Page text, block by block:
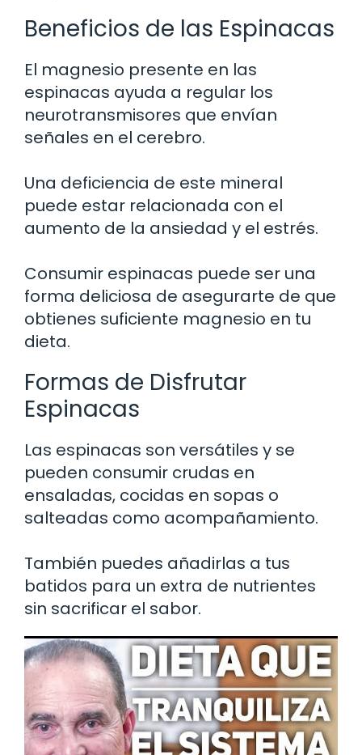
Beneficios de las Espinacas
El magnesio presente en las
espinacas ayuda a regular los
neurotransmisores que envían
señales en el cerebro.
Una deficiencia de este mineral
puede estar relacionada con el
aumento de la ansiedad y el estrés.
Consumir espinacas puede ser una
forma deliciosa de asegurarte de que
obtienes suficiente magnesio en tu
dieta.
Formas de Disfrutar
Espinacas
Las espinacas son versátiles y se
pueden consumir crudas en
ensaladas, cocidas en sopas o
salteadas como acompañamiento.
También puedes añadirlas a tus
batidos para un extra de nutrientes
sin sacrificar el sabor.